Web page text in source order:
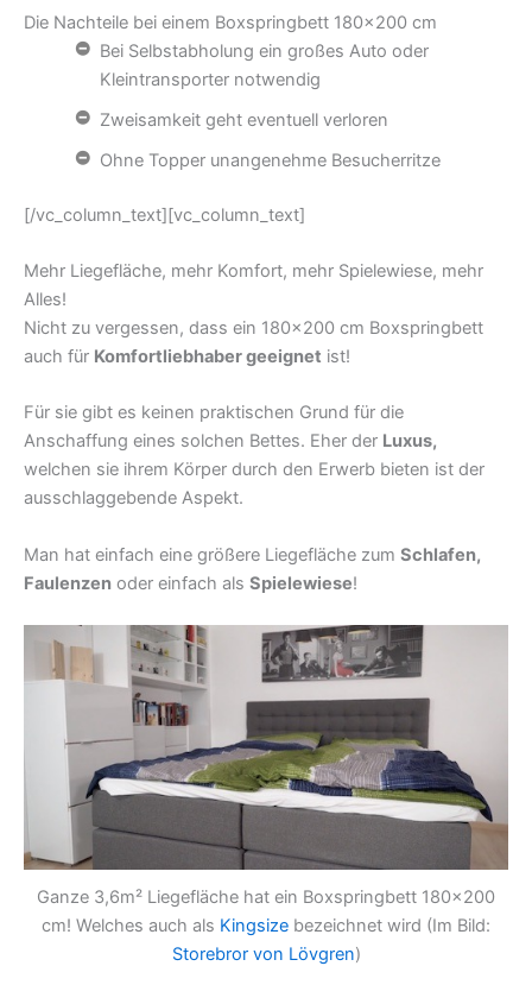
Die Nachteile bei einem Boxspringbett 180×200 cm
Bei Selbstabholung ein großes Auto oder
Kleintransporter notwendig
Zweisamkeit geht eventuell verloren
Ohne Topper unangenehme Besucherritze
[/vc_column_text][vc_column_text]
Mehr Liegefläche, mehr Komfort, mehr Spielewiese, mehr
Alles!
Nicht zu vergessen, dass ein 180×200 cm Boxspringbett
auch für Komfortliebhaber geeignet ist!
Für sie gibt es keinen praktischen Grund für die
Anschaffung eines solchen Bettes. Eher der Luxus,
welchen sie ihrem Körper durch den Erwerb bieten ist der
ausschlaggebende Aspekt.
Man hat einfach eine größere Liegefläche zum Schlafen,
Faulenzen oder einfach als Spielewiese!
Ganze 3,6m² Liegefläche hat ein Boxspringbett 180×200
cm! Welches auch als Kingsize bezeichnet wird (Im Bild:
Storebror von Lövgren)